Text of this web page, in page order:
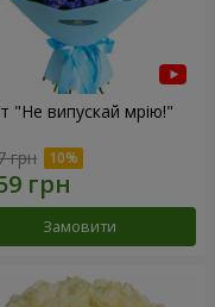
"Не випускай мрію!"
грн
Замовити